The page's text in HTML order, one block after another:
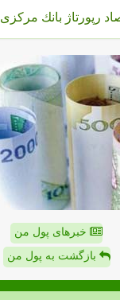
رپورتاژ بانك مركزی
خبرهای پول من
بازگشت به پول من